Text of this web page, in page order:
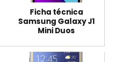
Ficha técnica
Samsung Galaxy J1
Mini Duos